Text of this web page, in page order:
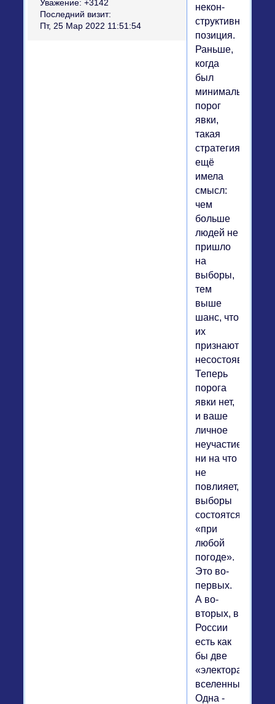
Уважение: +3142
Последний визит:
Пт, 25 Мар 2022 11:51:54
некон­
структивная
позиция.
Раньше,
когда
был
минимальный
порог
явки,
такая
стратегия
ещё
имела
смысл:
чем
больше
людей не
пришло
на
выборы,
тем
выше
шанс, что
их
признают
Теперь
порога
явки нет,
и ваше
личное
неучастие
ни на что
не
повлияет,
выборы
состоятся
«при
любой
погоде».
Это во-
первых.
А во-
вторых, в
России
есть как
бы две
«электоральные
вселенные».
Одна -